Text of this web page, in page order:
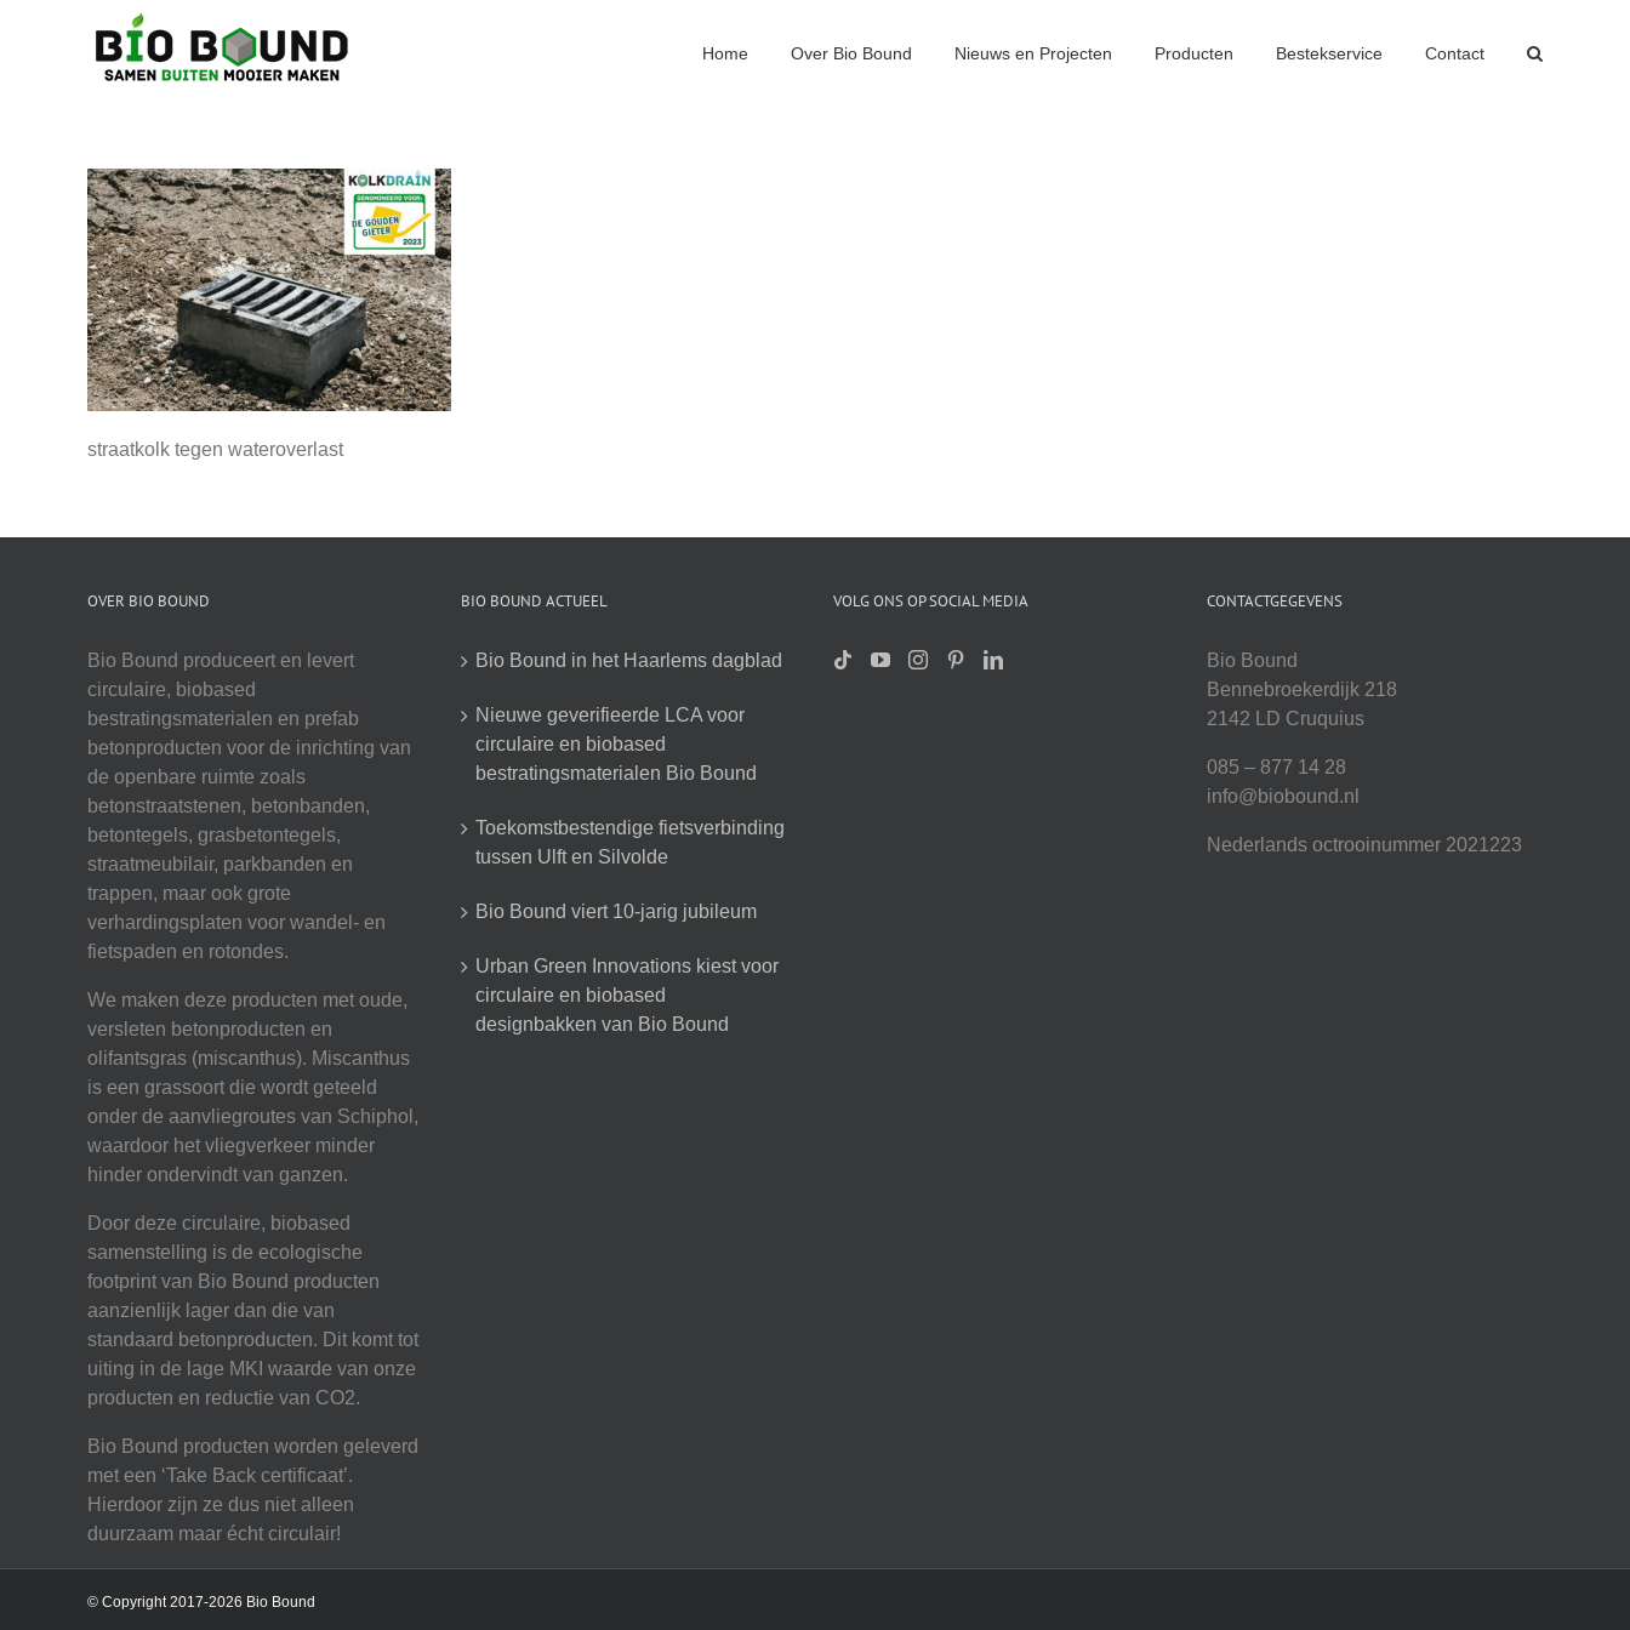
Home Over Bio Bound Nieuws en Projecten Producten Bestekservice Contact
straatkolk tegen wateroverlast
OVER BIO BOUND
Bio Bound produceert en levert
circulaire, biobased
bestratingsmaterialen en prefab
betonproducten voor de inrichting van
de openbare ruimte zoals
betonstraatstenen, betonbanden,
betontegels, grasbetontegels,
straatmeubilair, parkbanden en
trappen, maar ook grote
verhardingsplaten voor wandel- en
fietspaden en rotondes.
We maken deze producten met oude,
versleten betonproducten en
olifantsgras (miscanthus). Miscanthus
is een grassoort die wordt geteeld
onder de aanvliegroutes van Schiphol,
waardoor het vliegverkeer minder
hinder ondervindt van ganzen.
Door deze circulaire, biobased
samenstelling is de ecologische
footprint van Bio Bound producten
aanzienlijk lager dan die van
standaard betonproducten. Dit komt tot
uiting in de lage MKI waarde van onze
producten en reductie van CO2.
Bio Bound producten worden geleverd
met een ‘Take Back certificaat’.
Hierdoor zijn ze dus niet alleen
duurzaam maar écht circulair!
BIO BOUND ACTUEEL
Bio Bound in het Haarlems dagblad
Nieuwe geverifieerde LCA voor
circulaire en biobased
bestratingsmaterialen Bio Bound
Toekomstbestendige fietsverbinding
tussen Ulft en Silvolde
Bio Bound viert 10-jarig jubileum
Urban Green Innovations kiest voor
circulaire en biobased
designbakken van Bio Bound
VOLG ONS OP SOCIAL MEDIA CONTACTGEGEVENS
Bio Bound
Bennebroekerdijk 218
2142 LD Cruquius
085 – 877 14 28
info@biobound.nl
Nederlands octrooinummer 2021223
© Copyright 2017-2026 Bio Bound